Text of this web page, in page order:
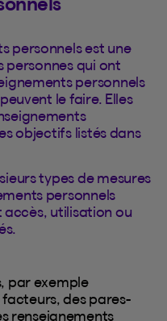
personnels est une
personnes qui ont
personnels
le faire. Elles
objectifs listés dans
types de mesures
personnels
utilisation ou
par exemple
des pares-
renseignements